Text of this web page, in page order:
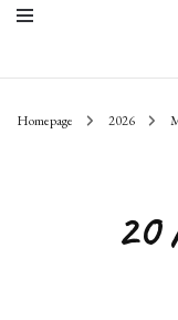
Homepage 2026
20